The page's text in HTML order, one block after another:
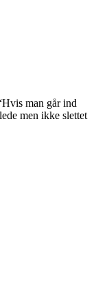
man går ind
men ikke slettet